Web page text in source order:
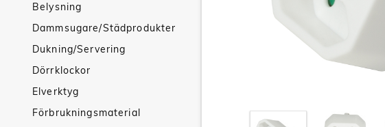
Belysning
Dammsugare/Städprodukter
Dukning/Servering
Dörrklockor
Elverktyg
Förbrukningsmaterial